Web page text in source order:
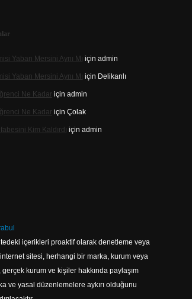
Yaban Mersini Aynı Mı için admin
Yaban Mersini Aynı Mı için Delikanlı
Ne Kadariçin admin
Ne Kadariçin Çolak
Kim Kaldırdı için admin
içerikleri proaktif olarak denetleme veya
sitesi, herhangi bir marka, kurum veya
kurum ve kişiler hakkında paylaşım
ve yasal düzenlemelere aykırı olduğunu